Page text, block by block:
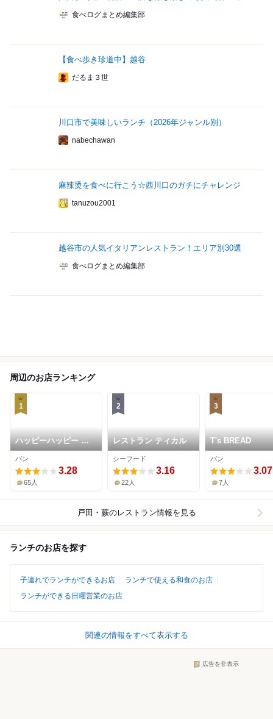
食べログまとめ編集部
【食べ歩き珍道中】越谷
だるま３世
川口市で美味しいランチ（2026年ジャンル別）
nabechawan
麻辣烫を食べに行こう☆西川口のガチにチャレンジ
tanuzou2001
越谷市の人気イタリアンレストラン！エリア別30選
食べログまとめ編集部
周辺のお店ランキング
1
ハッピーハッピー 武
蔵浦和工場
パン
3.28
65人
2
レストラン ティカル
シーフード
3.16
22人
3
T's BREAD
パン
3.07
7人
戸田・蕨のレストラン情報を見る
ランチのお店を探す
子連れでランチができるお店
ランチで使える和食のお店
ランチができる日曜営業のお店
関連の情報をすべて表示する
広告を非表示